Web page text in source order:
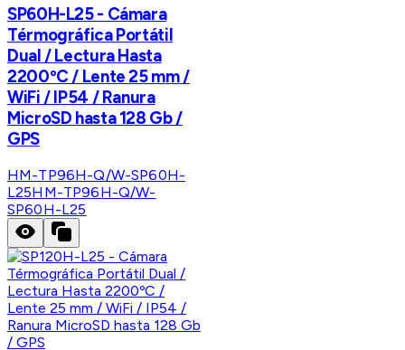
SP60H-L25 - Cámara
Térmográfica Portátil
Dual / Lectura Hasta
2200ºC / Lente 25 mm /
WiFi / IP54 / Ranura
MicroSD hasta 128 Gb /
GPS
HM-TP96H-Q/W-SP60H-
L25HM-TP96H-Q/W-
SP60H-L25